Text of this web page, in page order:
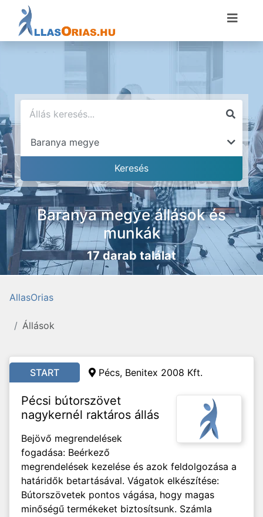
Baranya megye állások és
munkák
17 darab találat
AllasOrias
Állások
START Pécs, Benitex 2008 Kft.
Pécsi bútorszövet
nagykernél raktáros állás
Bejövő megrendelések
fogadása: Beérkező
megrendelések kezelése és azok feldolgozása a
határidők betartásával. Vágatok elkészítése:
Bútorszövetek pontos vágása, hogy magas
minőségű termékeket biztosítsunk. Számla